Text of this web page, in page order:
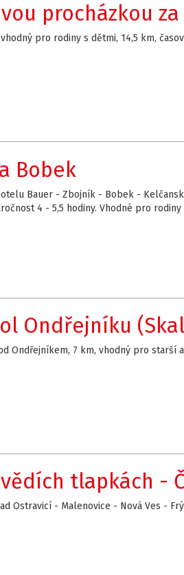
procházkou
pro rodiny s dětmi, 14,5 km,
Bobek
Bauer - Zbojník - Bobek -
4 - 5,5 hodiny. Vhodné pro
Ondřejníku
Ondřejníkem, 7 km, vhodný pro starší
tlapkách -
Ostravicí - Malenovice - Nová Ves -